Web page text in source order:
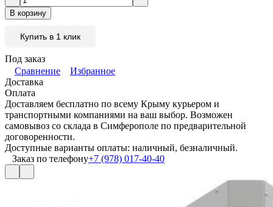
В корзину
Купить в 1 клик
Под заказ
Сравнение
Избранное
Доставка
Оплата
Доставляем бесплатно по всему Крыму курьером и
транспортными компаниями на ваш выбор. Возможен
самовывоз со склада в Симферополе по предварительной
договоренности.
Доступные варианты оплаты: наличный, безналичный.
Заказ по телефону+7 (978) 017-40-40